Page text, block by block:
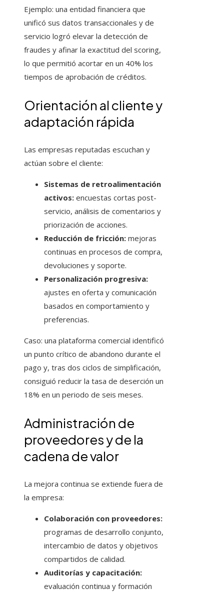
Ejemplo: una entidad financiera que
unificó sus datos transaccionales y de
servicio logró elevar la detección de
fraudes y afinar la exactitud del scoring,
lo que permitió acortar en un 40% los
tiempos de aprobación de créditos.
Orientación al cliente y
adaptación rápida
Las empresas reputadas escuchan y
actúan sobre el cliente:
Sistemas de retroalimentación
activos: encuestas cortas post-
servicio, análisis de comentarios y
priorización de acciones.
Reducción de fricción: mejoras
continuas en procesos de compra,
devoluciones y soporte.
Personalización progresiva:
ajustes en oferta y comunicación
basados en comportamiento y
preferencias.
Caso: una plataforma comercial identificó
un punto crítico de abandono durante el
pago y, tras dos ciclos de simplificación,
consiguió reducir la tasa de deserción un
18% en un periodo de seis meses.
Administración de
proveedores y de la
cadena de valor
La mejora continua se extiende fuera de
la empresa:
Colaboración con proveedores:
programas de desarrollo conjunto,
intercambio de datos y objetivos
compartidos de calidad.
Auditorías y capacitación:
evaluación continua y formación